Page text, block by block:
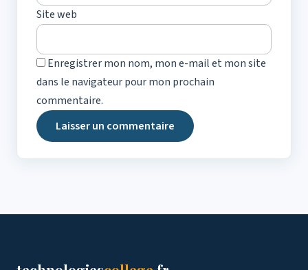
Site web
Enregistrer mon nom, mon e-mail et mon site
dans le navigateur pour mon prochain
commentaire.